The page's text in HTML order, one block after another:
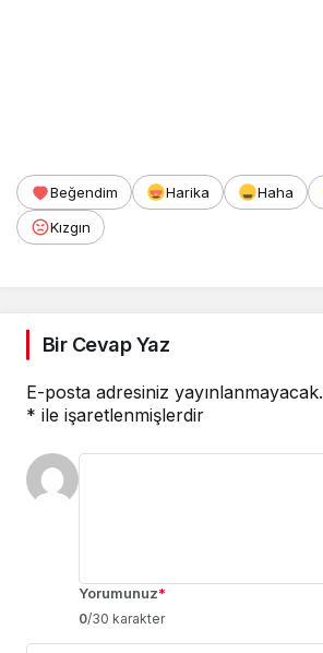
Beğendim Harika Haha
Kızgın
Bir Cevap Yaz
E-posta adresiniz yayınlanmayacak.
* ile işaretlenmişlerdir
Yorumunuz*
0/30 karakter